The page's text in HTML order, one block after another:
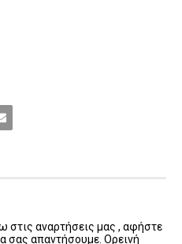
στις αναρτήσεις μας , αφήστε
σας απαντήσουμε. Ορεινή